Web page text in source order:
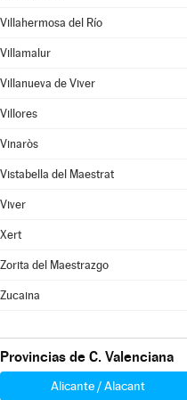
Villahermosa del Río
Villamalur
Villanueva de Viver
Villores
Vinaròs
Vistabella del Maestrat
Viver
Xert
Zorita del Maestrazgo
Zucaina
Provincias de C. Valenciana
Alicante / Alacant